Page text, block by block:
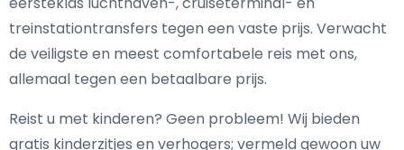
treinstationtransfers tegen een vaste prijs. Verwacht
de veiligste en meest comfortabele reis met ons,
allemaal tegen een betaalbare prijs.
Reist u met kinderen? Geen probleem! Wij bieden
gratis kinderzitjes en verhogers; vermeld gewoon uw